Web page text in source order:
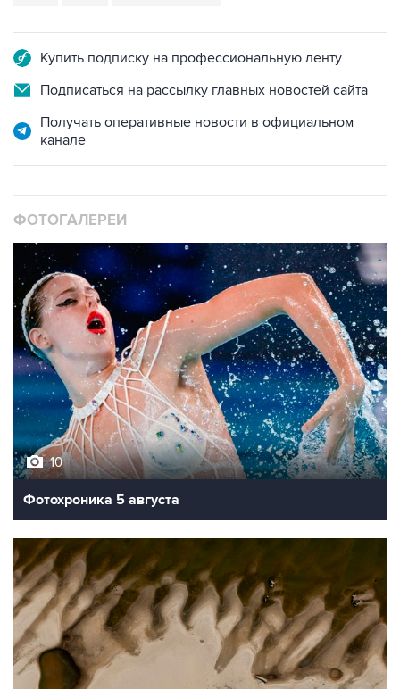
Купить подписку на профессиональную ленту
Подписаться на рассылку главных новостей сайта
Получать оперативные новости в официальном
канале
ФОТОГАЛЕРЕИ
10
Фотохроника 5 августа